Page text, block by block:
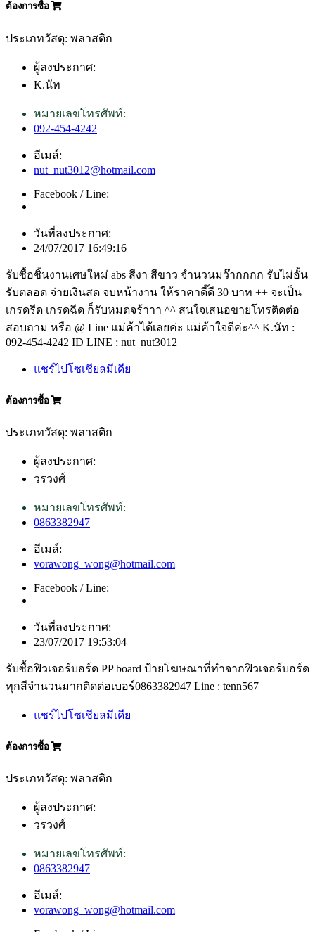
ต้องการซื้อ
ประเภทวัสดุ: พลาสติก
ผู้ลงประกาศ:
K.นัท
หมายเลขโทรศัพท์:
092-454-4242
อีเมล์:
nut_nut3012@hotmail.com
Facebook / Line:
วันที่ลงประกาศ:
24/07/2017 16:49:16
รับซื้อชิ้นงานเศษใหม่ abs สีงา สีขาว จำนวนมว๊ากกกก รับไม่อั้น
รับตลอด จ่ายเงินสด จบหน้างาน ให้ราคาดี๊ดี 30 บาท ++ จะเป็น
เกรดรีด เกรดฉีด ก็รับหมดจร้าาา ^^ สนใจเสนอขายโทรติดต่อ
สอบถาม หรือ @ Line แม่ค้าได้เลยค่ะ แม่ค้าใจดีค่ะ^^ K.นัท :
092-454-4242 ID LINE : nut_nut3012
แชร์ไปโซเชียลมีเดีย
ต้องการซื้อ
ประเภทวัสดุ: พลาสติก
ผู้ลงประกาศ:
วรวงศ์
หมายเลขโทรศัพท์:
0863382947
อีเมล์:
vorawong_wong@hotmail.com
Facebook / Line:
วันที่ลงประกาศ:
23/07/2017 19:53:04
รับซื้อฟิวเจอร์บอร์ด PP board ป้ายโฆษณาที่ทำจากฟิวเจอร์บอร์ด
ทุกสีจำนวนมากติดต่อเบอร์0863382947 Line : tenn567
แชร์ไปโซเชียลมีเดีย
ต้องการซื้อ
ประเภทวัสดุ: พลาสติก
ผู้ลงประกาศ:
วรวงศ์
หมายเลขโทรศัพท์:
0863382947
อีเมล์:
vorawong_wong@hotmail.com